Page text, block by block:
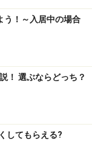
う！～入居中の場合
！ 選ぶならどっち？
してもらえる?